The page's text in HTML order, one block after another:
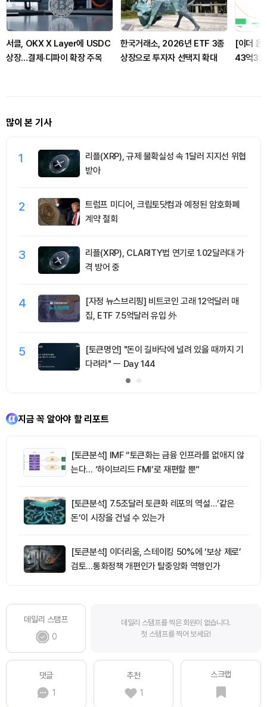
서클, OKX X Layer에 USDC
상장…결제·디파이 확장 주목
한국거래소, 2026년 ETF 3종
상장으로 투자자 선택지 확대
[이더 옵
43억
많이 본 기사
1
리플(XRP), 규제 불확실성 속 1달러 지지선 위협
받아
2
트럼프 미디어, 크립토닷컴과 예정된 암호화폐
계약 철회
3
리플(XRP), CLARITY법 연기로 1.02달러대 가
격 방어 중
4
[자정 뉴스브리핑] 비트코인 고래 12억달러 매
집, ETF 7.5억달러 유입 外
5
[토큰명언] "돈이 길바닥에 널려 있을 때까지 기
다려라" ㅡ Day 144
지금 꼭 알아야 할 리포트
[토큰분석] IMF “토큰화는 금융 인프라를 없애지 않
는다… ‘하이브리드 FMI’로 재편할 뿐”
[토큰분석] 7.5조달러 토큰화 레포의 역설…‘같은
돈’이 시장을 건널 수 있는가
[토큰분석] 이더리움, 스테이킹 50%에 ‘보상 제로’
검토…통화정책 개편인가 탈중앙화 역행인가
데일리 스탬프
0
데일리 스탬프를 찍은 회원이 없습니다.
첫 스탬프를 찍어 보세요!
댓글
1
추천
1
스크랩